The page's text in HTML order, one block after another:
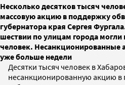
Несколько десятков тысяч
массовую акцию в поддержку
губернатора края Сергея
шествии по улицам города могли
человек. Несанкционированные
уже больше недели
Десятки тысяч человек в
несанкционированную акцию в